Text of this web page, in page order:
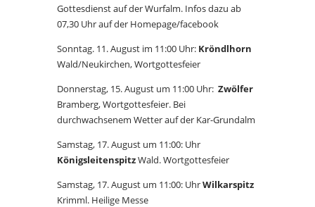
Gottesdienst auf der Wurfalm. Infos dazu ab
07,30 Uhr auf der Homepage/facebook
Sonntag. 11. August im 11:00 Uhr: Kröndlhorn
Wald/Neukirchen, Wortgottesfeier
Donnerstag, 15. August um 11:00 Uhr: Zwölfer
Bramberg, Wortgottesfeier. Bei
durchwachsenem Wetter auf der Kar-Grundalm
Samstag, 17. August um 11:00: Uhr
KönigsleitenspitzWald. Wortgottesfeier
Samstag, 17. August um 11:00: UhrWilkarspitz
Krimml. Heilige Messe